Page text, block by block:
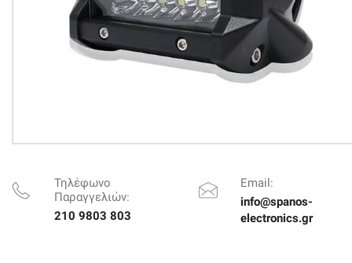
Τηλέφωνο
Παραγγελιών:
210 9803 803
Email:
info@spanos-
electronics.gr